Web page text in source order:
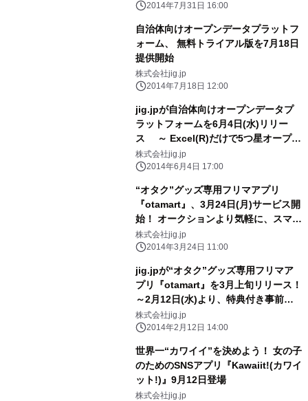
2014年7月31日 16:00
自治体向けオープンデータプラットフ
ォーム、 無料トライアル版を7月18日
提供開始
株式会社jig.jp
2014年7月18日 12:00
jig.jpが自治体向けオープンデータプ
ラットフォームを6月4日(水)リリー
ス ～ Excel(R)だけで5つ星オープン
データを簡単に公開、 クラウドでワン
ストップ＆スモールスタート ～
株式会社jig.jp
2014年6月4日 17:00
“オタク”グッズ専用フリマアプリ
『otamart』、3月24日(月)サービス開
始！ オークションより気軽に、スマホ
片手に全国どこでも好きなグッズを個
人売買
株式会社jig.jp
2014年3月24日 11:00
jig.jpが“オタク”グッズ専用フリマア
プリ『otamart』を3月上旬リリース！
～2月12日(水)より、特典付き事前登
録キャンペーンスタート！！～
株式会社jig.jp
2014年2月12日 14:00
世界一“カワイイ”を決めよう！ 女の子
のためのSNSアプリ『Kawaiit!(カワイ
ット!)』9月12日登場
株式会社jig.jp